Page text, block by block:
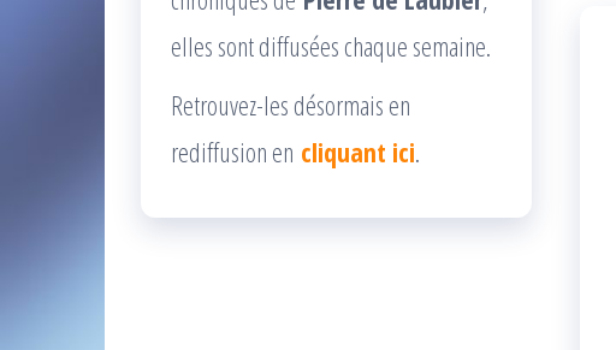
elles sont diffusées chaque semaine.
Retrouvez-les désormais en
rediffusion en cliquant ici.